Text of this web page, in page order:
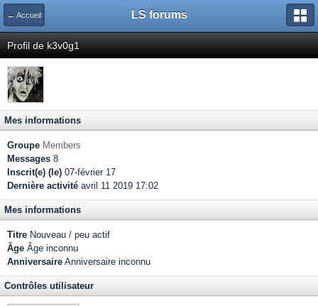
← Accueil LS forums
Profil de k3v0g1
Mes informations
Groupe Members
Messages 8
Inscrit(e) (le) 07-février 17
Dernière activité avril 11 2019 17:02
Mes informations
Titre Nouveau / peu actif
Âge Âge inconnu
Anniversaire Anniversaire inconnu
Contrôles utilisateur